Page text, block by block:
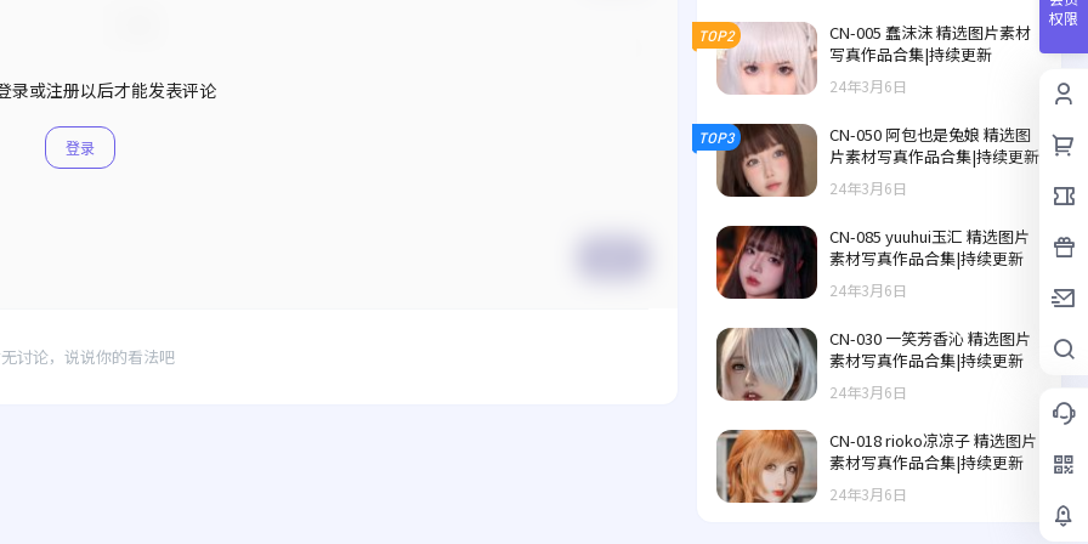
录或注册以后才能发表评论
登录
讨论，说说你的看法吧
TOP2
CN-005 蠢沫沫 精选图片素材
写真作品合集|持续更新
24年3月6日
TOP3
CN-050 阿包也是兔娘 精选图
片素材写真作品合集|持续更新
24年3月6日
CN-085 yuuhui玉汇 精选图片
素材写真作品合集|持续更新
24年3月6日
CN-030 一笑芳香沁 精选图片
素材写真作品合集|持续更新
24年3月6日
CN-018 rioko凉凉子 精选图片
素材写真作品合集|持续更新
24年3月6日
权限